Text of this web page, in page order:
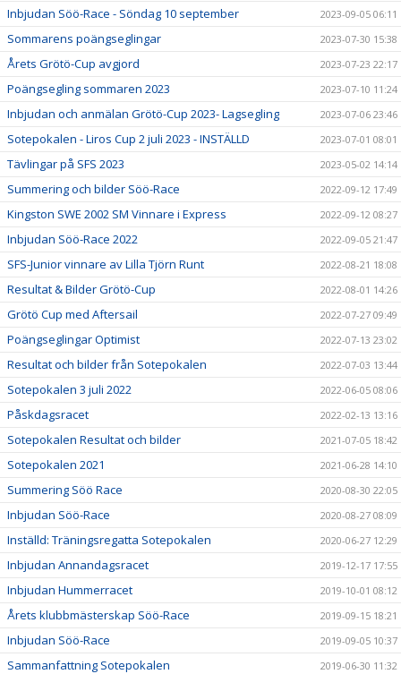
Inbjudan Söö-Race - Söndag 10 september 2023-09-05 06:11
Sommarens poängseglingar 2023-07-30 15:38
Årets Grötö-Cup avgjord 2023-07-23 22:17
Poängsegling sommaren 2023 2023-07-10 11:24
Inbjudan och anmälan Grötö-Cup 2023- Lagsegling 2023-07-06 23:46
Sotepokalen - Liros Cup 2 juli 2023 - INSTÄLLD 2023-07-01 08:01
Tävlingar på SFS 2023 2023-05-02 14:14
Summering och bilder Söö-Race 2022-09-12 17:49
Kingston SWE 2002 SM Vinnare i Express 2022-09-12 08:27
Inbjudan Söö-Race 2022 2022-09-05 21:47
SFS-Junior vinnare av Lilla Tjörn Runt 2022-08-21 18:08
Resultat & Bilder Grötö-Cup 2022-08-01 14:26
Grötö Cup med Aftersail 2022-07-27 09:49
Poängseglingar Optimist 2022-07-13 23:02
Resultat och bilder från Sotepokalen 2022-07-03 13:44
Sotepokalen 3 juli 2022 2022-06-05 08:06
Påskdagsracet 2022-02-13 13:16
Sotepokalen Resultat och bilder 2021-07-05 18:42
Sotepokalen 2021 2021-06-28 14:10
Summering Söö Race 2020-08-30 22:05
Inbjudan Söö-Race 2020-08-27 08:09
Inställd: Träningsregatta Sotepokalen 2020-06-27 12:29
Inbjudan Annandagsracet 2019-12-17 17:55
Inbjudan Hummerracet 2019-10-01 08:12
Årets klubbmästerskap Söö-Race 2019-09-15 18:21
Inbjudan Söö-Race 2019-09-05 10:37
Sammanfattning Sotepokalen 2019-06-30 11:32